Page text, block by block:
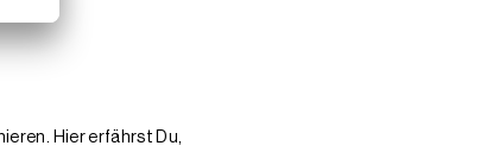
Hier erfährst Du,